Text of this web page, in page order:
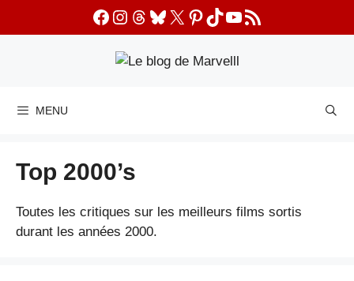
Facebook
Instagram
Threads
Bluesky
X Pinterest
TikTok
YouTube
Flux RSS
MENU
Top 2000’s
Toutes les critiques sur les meilleurs films sortis
durant les années 2000.